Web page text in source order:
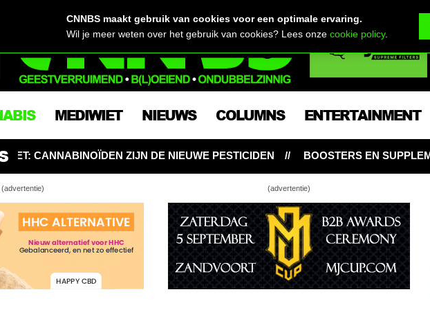
MEDIWIET NIEUWS COLUMNS ENTERTAINMENT
DE NIEUWE PESTICIDEN BOOSTERS EN SUPPLEMENTEN:
(advertentie) (advertentie)
Nederland stekkenland?
Video: Cannabis zaden ontkiemen
CNNBS maakt gebruik van cookies voor een optimale ervaring.
Wil je meer weten over het gebruik van cookies? Lees onzecookie policy.